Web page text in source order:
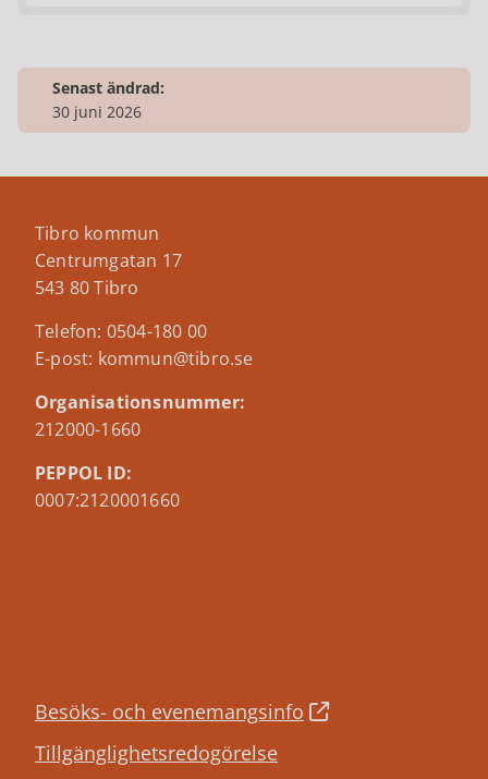
Senast ändrad:
30 juni 2026
Tibro kommun
Centrumgatan 17
543 80 Tibro
Telefon: 0504-180 00
E-post: kommun@tibro.se
Organisationsnummer:
212000-1660
PEPPOL ID:
0007:2120001660
Besöks- och evenemangsinfo
Tillgänglighetsredogörelse